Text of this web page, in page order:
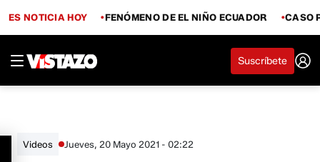
ES NOTICIA HOY FENÓMENO DE EL NIÑO ECUADOR CASO
Suscríbete
Videos Jueves, 20 Mayo 2021 - 02:22